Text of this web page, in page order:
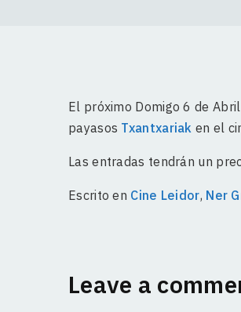
El próximo Domigo 6 de Abril
payasos Txantxariak en el
Las entradas tendrán un
Escrito en Cine Leidor, Ner
Leave a